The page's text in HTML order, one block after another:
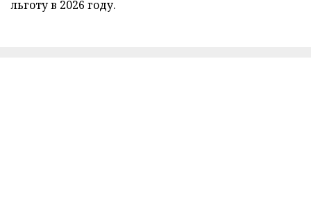
льготу в 2026 году.